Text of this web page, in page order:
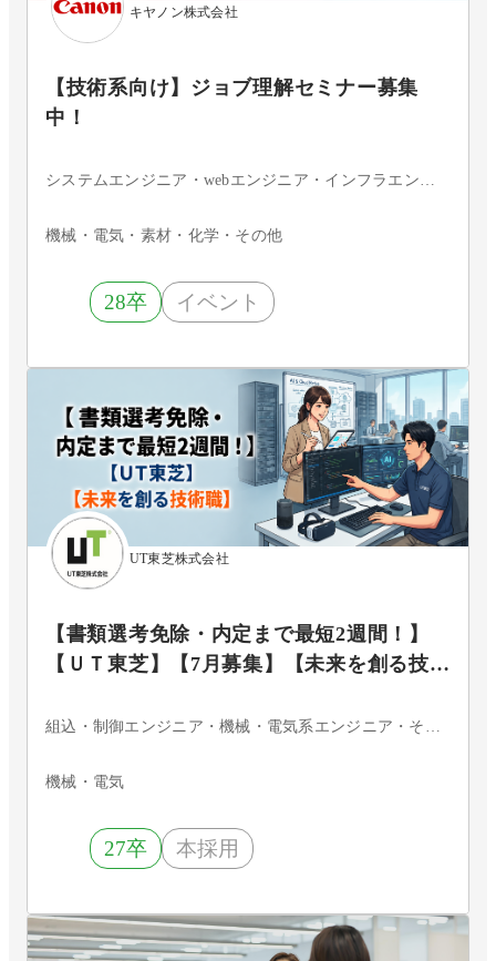
キヤノン株式会社
【技術系向け】ジョブ理解セミナー募集
中！
機械・電気・素材・化学・その他
28卒 イベント
UT東芝株式会社
【書類選考免除・内定まで最短2週間！】
【ＵＴ東芝】【7月募集】【未来を創る技術
ース
機械・電気
27卒 本採用